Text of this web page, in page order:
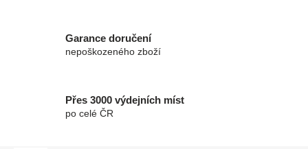
Garance doručení
nepoškozeného zboží
Přes 3000 výdejních míst
po celé ČR